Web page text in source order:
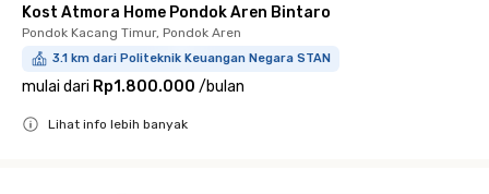
Kost Atmora Home Pondok Aren Bintaro
Pondok Kacang Timur, Pondok Aren
3.1 km dari Politeknik Keuangan Negara STAN
mulai dari Rp1.800.000 /bulan
Lihat info lebih banyak